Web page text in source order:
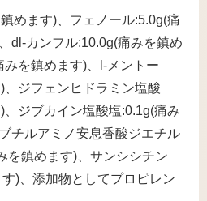
めます)、フェノール:5.0g(痛
dl-カンフル:10.0g(痛みを鎮め
みを鎮めます)、l-メントー
、ジフェンヒドラミン塩酸
ジブカイン塩酸塩:0.1g(痛み
チルアミノ安息香酸ジエチル
を鎮めます)、サンシシチン
)、添加物としてプロピレン